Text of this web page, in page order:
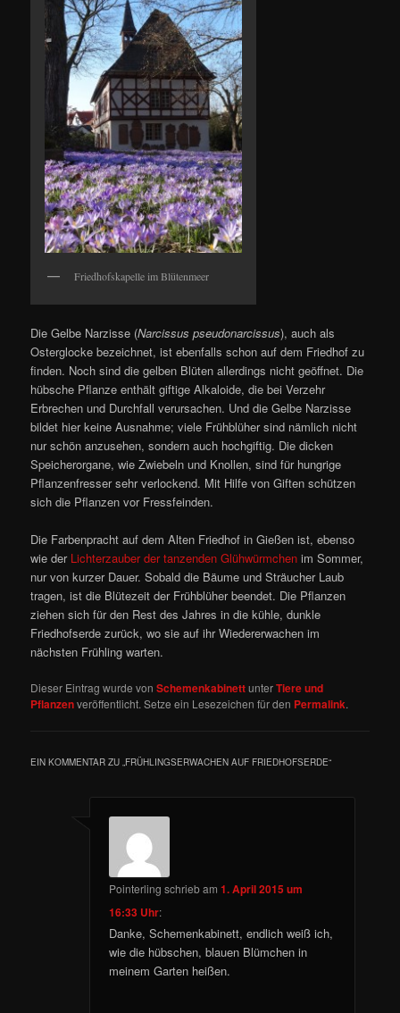
Friedhofskapelle im Blütenmeer
Die Gelbe Narzisse (Narcissus pseudonarcissus), auch als
Osterglocke bezeichnet, ist ebenfalls schon auf dem Friedhof zu
finden. Noch sind die gelben Blüten allerdings nicht geöffnet. Die
hübsche Pflanze enthält giftige Alkaloide, die bei Verzehr
Erbrechen und Durchfall verursachen. Und die Gelbe Narzisse
bildet hier keine Ausnahme; viele Frühblüher sind nämlich nicht
nur schön anzusehen, sondern auch hochgiftig. Die dicken
Speicherorgane, wie Zwiebeln und Knollen, sind für hungrige
Pflanzenfresser sehr verlockend. Mit Hilfe von Giften schützen
sich die Pflanzen vor Fressfeinden.
Die Farbenpracht auf dem Alten Friedhof in Gießen ist, ebenso
wie der Lichterzauber der tanzenden Glühwürmchen im Sommer,
nur von kurzer Dauer. Sobald die Bäume und Sträucher Laub
tragen, ist die Blütezeit der Frühblüher beendet. Die Pflanzen
ziehen sich für den Rest des Jahres in die kühle, dunkle
Friedhofserde zurück, wo sie auf ihr Wiedererwachen im
nächsten Frühling warten.
Dieser Eintrag wurde vonSchemenkabinettunterTiere und
Pflanzenveröffentlicht. Setze ein Lesezeichen für den Permalink.
EIN KOMMENTAR ZU „FRÜHLINGSERWACHEN AUF FRIEDHOFSERDE“
Pointerling schriebam1. April 2015 um
16:33 Uhr:
Danke, Schemenkabinett, endlich weiß ich,
wie die hübschen, blauen Blümchen in
meinem Garten heißen.